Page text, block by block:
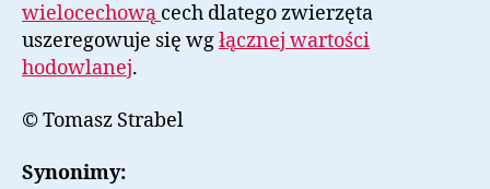
wielocechową cech dlatego zwierzęta
uszeregowuje się wgłącznej wartości
hodowlanej.
© Tomasz Strabel
Synonimy: